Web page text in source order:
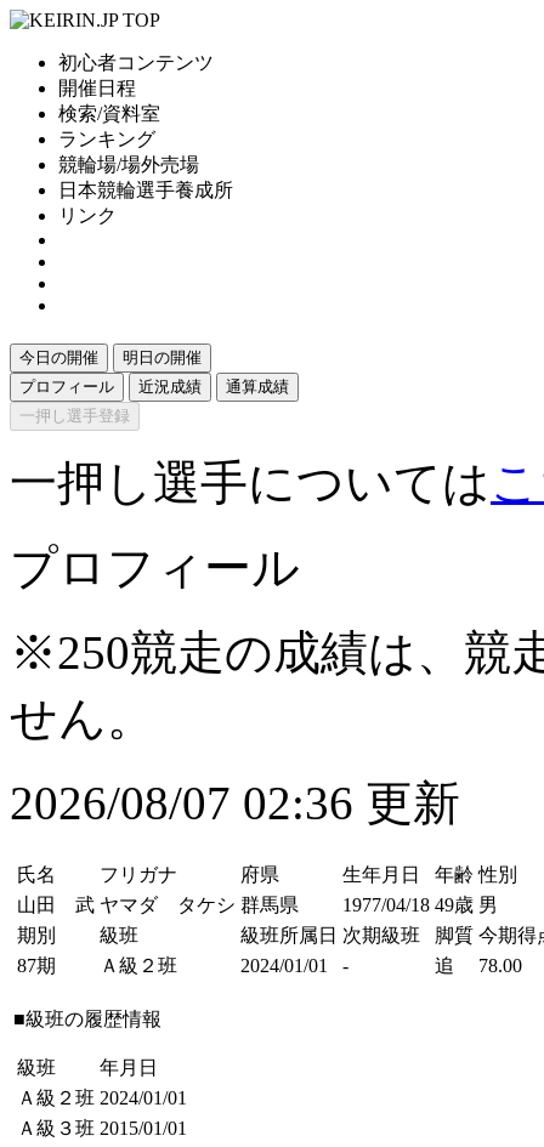
初心者コンテンツ
開催日程
検索/資料室
ランキング
競輪場/場外売場
日本競輪選手養成所
リンク
今日の開催
明日の開催
プロフィール
近況成績
通算成績
一押し選手登録
一押し選手については
プロフィール
※250競走の成績は、競
せん。
2026/08/07 02:36 更新
氏名 フリガナ 府県 生年月日 年齢 性別
山田 武 ヤマダ タケシ 群馬県 1977/04/18 49歳 男
期別
級班 級班所属日 次期級班 脚質 今期得
87期
Ａ級２班 2024/01/01 - 追 78.00
■級班の履歴情報
級班
年月日
Ａ級２班 2024/01/01
Ａ級３班 2015/01/01